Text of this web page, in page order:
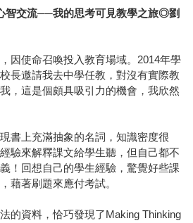
智交流──我的思考可見教學之旅◎劉
因使命召喚投入教育場域。2014年學
長邀請我去中學任教，對沒有實際教
，這是個頗具吸引力的機會，我欣然
書上充滿抽象的名詞，知識密度很
驗來解釋課文給學生聽，但自己都不
！回想自己的學生經驗，驚覺好些課
藉著刷題來應付考試。
的資料，恰巧發現了Making Thinking